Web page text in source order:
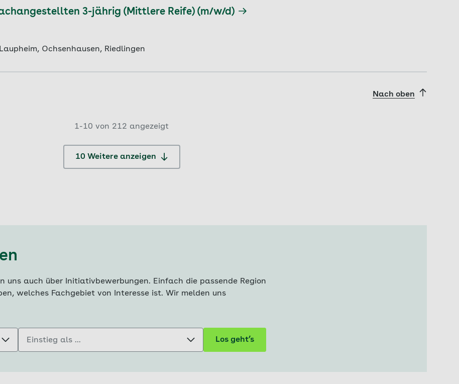
3-jährig (Mittlere Reife) (m/w/d)
Ochsenhausen, Riedlingen
Nach oben
1-10 von 212 angezeigt
10 Weitere anzeigen
uns auch über Initiativbewerbungen. Einfach die passende Region
welches Fachgebiet von Interesse ist. Wir melden uns
Los geht’s